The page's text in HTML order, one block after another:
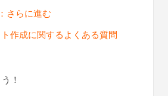
さらに進む
作成に関するよくある質問
！